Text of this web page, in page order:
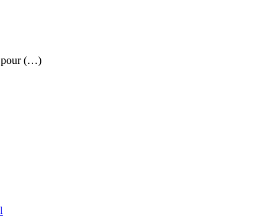
pour (…)